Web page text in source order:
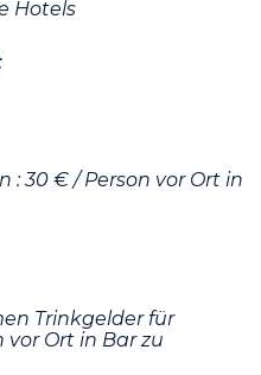
Hotels
: 30 € / Person vor Ort in
Trinkgelder für
vor Ort in Bar zu